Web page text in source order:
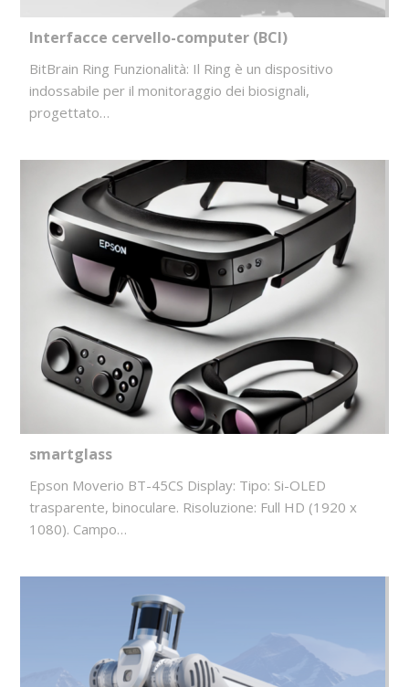
Interfacce cervello-computer (BCI)
BitBrain Ring Funzionalità: Il Ring è un dispositivo
indossabile per il monitoraggio dei biosignali,
progettato…
smartglass
Epson Moverio BT-45CS Display: Tipo: Si-OLED
trasparente, binoculare. Risoluzione: Full HD (1920 x
1080). Campo…